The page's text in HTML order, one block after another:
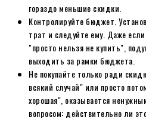
гораздо меньшие скидки.
Контролируйте бюджет.
трат и следуйте ему. Даже
"просто нельзя не купить",
выходить за рамки бюджета.
Не покупайте только ради
всякий случай" или просто
хорошая", оказывается
вопросом: действительно ли